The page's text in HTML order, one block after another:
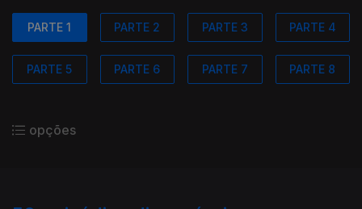
PARTE 1 PARTE 2 PARTE 3 PARTE 4
PARTE 5 PARTE 6 PARTE 7 PARTE 8
opções